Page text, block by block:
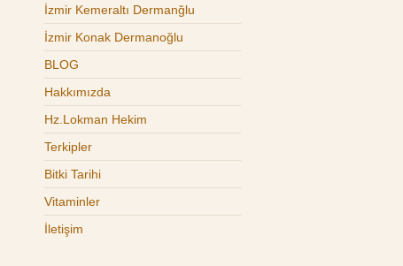
İzmir Kemeraltı Dermanğlu
İzmir Konak Dermanoğlu
BLOG
Hakkımızda
Hz.Lokman Hekim
Terkipler
Bitki Tarihi
Vitaminler
İletişim